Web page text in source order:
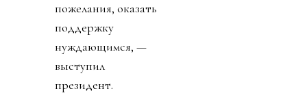
пожелания, оказать
поддержку
нуждающимся, —
выступил
президент.